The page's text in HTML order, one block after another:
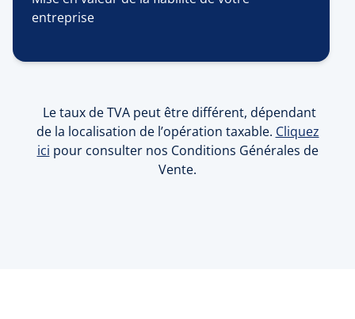
entreprise
Le taux de TVA peut être différent, dépendant
de la localisation de l’opération taxable. Cliquez
ici pour consulter nos Conditions Générales de
Vente.